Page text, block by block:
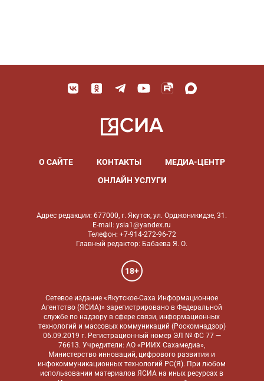
О САЙТЕ КОНТАКТЫ
МЕДИА-ЦЕНТР
ОНЛАЙН УСЛУГИ
Адрес редакции: 677000, г. Якутск, ул. Орджоникидзе, 31.
E-mail: ysia1@yandex.ru
Телефон: +7-914-272-96-72
Главный редактор: Бабаева Я. О.
18+
Сетевое издание «Якутское-Саха Информационное
Агентство (ЯСИА)» зарегистрировано в Федеральной
службе по надзору в сфере связи, информационных
технологий и массовых коммуникаций (Роскомнадзор)
06.09.2019 г. Регистрационный номер ЭЛ № ФС 77 —
76613. Учредители: АО «РИИХ Сахамедиа»,
Министерство инноваций, цифрового развития и
инфокоммуникационных технологий РС(Я). При любом
использовании материалов ЯСИА на иных ресурсах в